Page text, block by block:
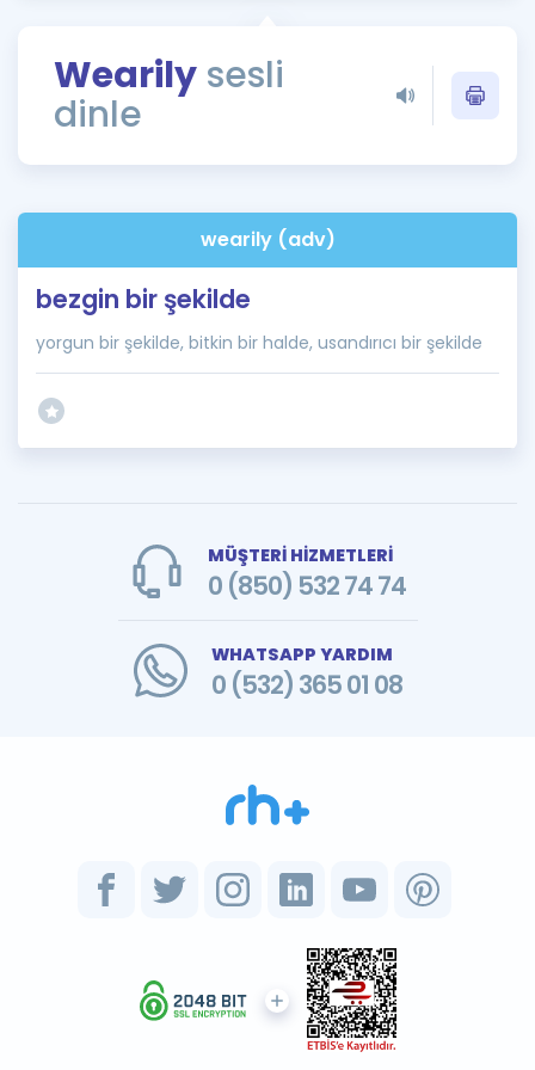
Rehberlik Aracı
ÖSYM Sınav Takvimi
İngilizce Gramer
Wearily sesli
dinle
wearily (adv)
bezgin bir şekilde
yorgun bir şekilde, bitkin bir halde, usandırıcı bir şekilde
MÜŞTERİ HİZMETLERİ
0 (850) 532 74 74
WHATSAPP YARDIM
0 (532) 365 01 08